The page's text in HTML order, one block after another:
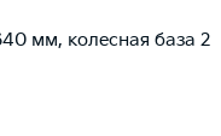
мм, колесная база 2